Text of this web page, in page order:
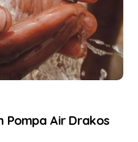
Pompa Air Drakos